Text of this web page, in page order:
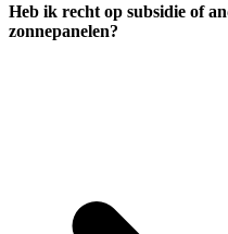
Heb ik recht op subsidie of
zonnepanelen?